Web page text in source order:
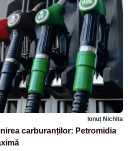
Ionuț Nichita
carburanților: Petromidia